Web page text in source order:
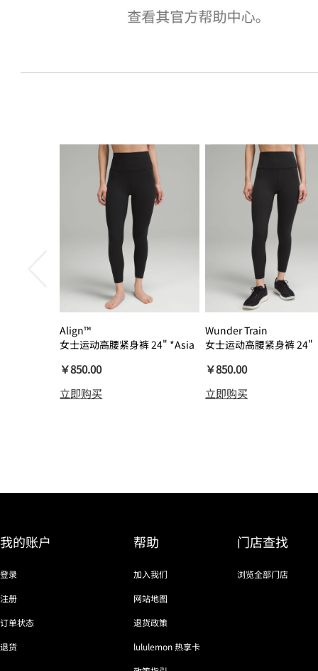
Align™
女士运动高腰紧身裤 24" *Asia
￥850.00
立即购买
Wunder Train
女士运动高腰紧身裤 24"
￥850.00
立即购买
我的账户
登录
注册
订单状态
退货
帮助
加入我们
网站地图
退货政策
lululemon 热享卡
门店查找
浏览全部门店